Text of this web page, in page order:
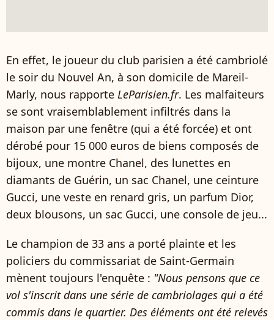
En effet, le joueur du club parisien a été cambriolé
le soir du Nouvel An, à son domicile de Mareil-
Marly, nous rapporte LeParisien.fr. Les malfaiteurs
se sont vraisemblablement infiltrés dans la
maison par une fenêtre (qui a été forcée) et ont
dérobé pour 15 000 euros de biens composés de
bijoux, une montre Chanel, des lunettes en
diamants de Guérin, un sac Chanel, une ceinture
Gucci, une veste en renard gris, un parfum Dior,
deux blousons, un sac Gucci, une console de jeu...
Le champion de 33 ans a porté plainte et les
policiers du commissariat de Saint-Germain
mènent toujours l'enquête : "Nous pensons que ce
vol s'inscrit dans une série de cambriolages qui a été
commis dans le quartier. Des éléments ont été relevés